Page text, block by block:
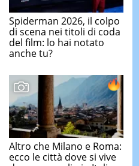
Spiderman 2026, il colpo
di scena nei titoli di coda
del film: lo hai notato
anche tu?
Altro che Milano e Roma:
ecco le città dove si vive